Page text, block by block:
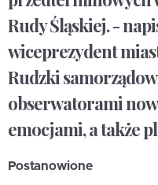
Rudy Śląskiej. -
wiceprezydent
Rudzki
obserwatorami
emocjami, a także
Postanowione